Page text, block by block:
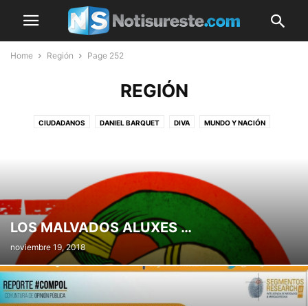
Home Región Page 252
REGIÓN
CIUDADANOS DANIEL BARQUET DIVA MUNDO Y NACIÓN
LOS MALVADOS ALUXES …
noviembre 19, 2018